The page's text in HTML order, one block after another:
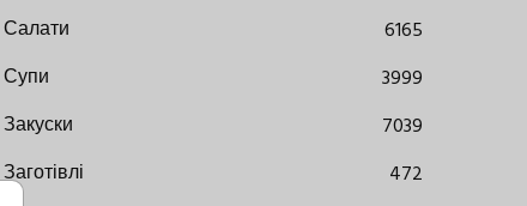
Салати
6165
Супи
3999
Закуски
7039
Заготівлі
472